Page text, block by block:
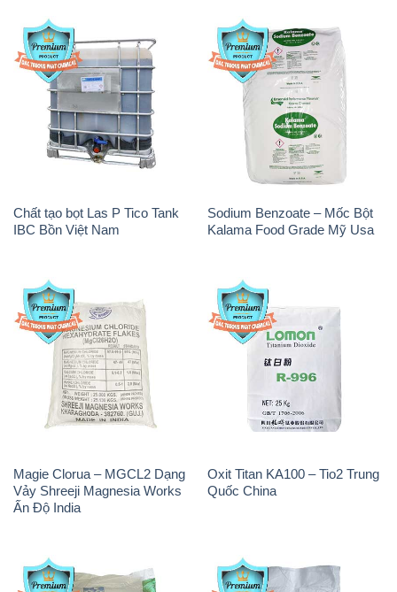
Chất tạo bọt Las P Tico Tank
IBC Bồn Việt Nam
Sodium Benzoate – Mốc Bột
Kalama Food Grade Mỹ Usa
Magie Clorua – MGCL2 Dạng
Vảy Shreeji Magnesia Works
Ấn Độ India
Oxit Titan KA100 – Tio2 Trung
Quốc China